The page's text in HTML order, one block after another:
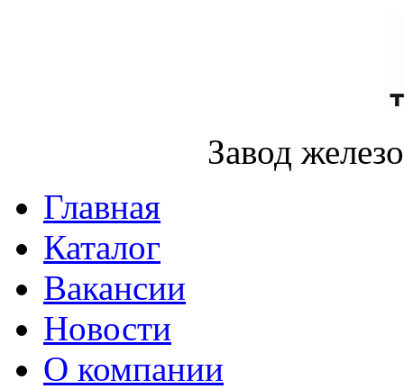
Завод
Главная
Каталог
Вакансии
Новости
О компании